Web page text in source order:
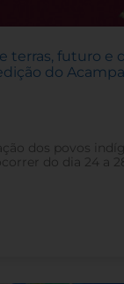
terras, futuro e
do
dos povos
do dia 24 a